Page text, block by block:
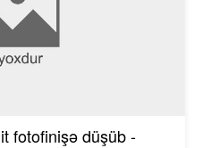
fotofinişə düşüb -